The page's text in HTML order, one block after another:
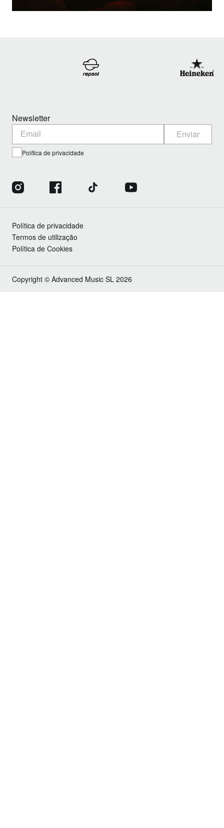
Newsletter
Enviar
Política de privacidade
Política de privacidade
Termos de utilização
Política de Cookies
Copyright © Advanced Music SL 2026